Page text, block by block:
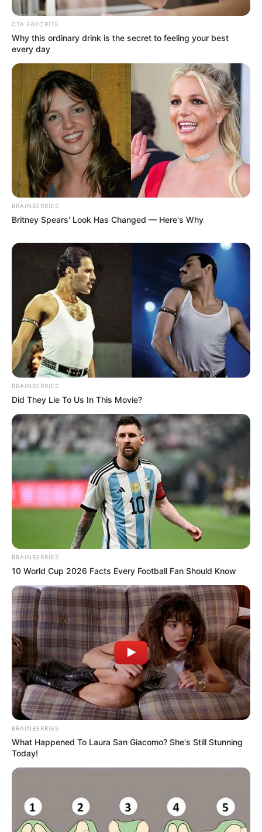
CTA FAVORITE
Why this ordinary drink is the secret to feeling your best
every day
BRAINBERRIES
Britney Spears' Look Has Changed — Here's Why
BRAINBERRIES
Did They Lie To Us In This Movie?
BRAINBERRIES
10 World Cup 2026 Facts Every Football Fan Should Know
BRAINBERRIES
What Happened To Laura San Giacomo? She's Still Stunning
Today!